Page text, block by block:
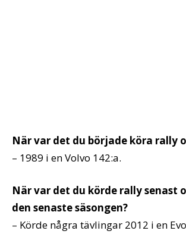
När var det du började köra rally
– 1989 i en Volvo 142:a.
När var det du körde rally senast
den senaste säsongen?
– Körde några tävlingar 2012 i en